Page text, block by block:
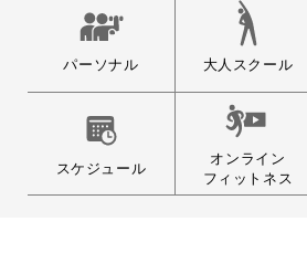
2026.06.01
2026年4月
いつもメガロ
りがとうござ
パーソナル 大人スクール
スケジュール
オンライン
フィットネス